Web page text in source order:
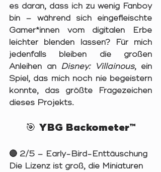
es daran, dass ich zu wenig Fanboy
bin – während sich eingefleischte
Gamer*innen vom digitalen Erbe
leichter blenden lassen? Für mich
jedenfalls bleiben die großen
Anleihen an Disney: Villainous, ein
Spiel, das mich noch nie begeistern
konnte, das größte Fragezeichen
dieses Projekts.
🎯 YBG Backometer™
🔴 2/5 – Early-Bird-Enttäuschung
Die Lizenz ist groß, die Miniaturen